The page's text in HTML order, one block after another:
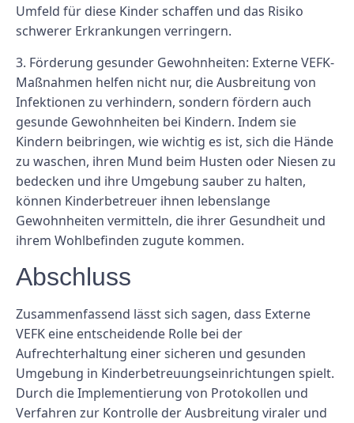
Umfeld für diese Kinder schaffen und das Risiko
schwerer Erkrankungen verringern.
3. Förderung gesunder Gewohnheiten: Externe VEFK-
Maßnahmen helfen nicht nur, die Ausbreitung von
Infektionen zu verhindern, sondern fördern auch
gesunde Gewohnheiten bei Kindern. Indem sie
Kindern beibringen, wie wichtig es ist, sich die Hände
zu waschen, ihren Mund beim Husten oder Niesen zu
bedecken und ihre Umgebung sauber zu halten,
können Kinderbetreuer ihnen lebenslange
Gewohnheiten vermitteln, die ihrer Gesundheit und
ihrem Wohlbefinden zugute kommen.
Abschluss
Zusammenfassend lässt sich sagen, dass Externe
VEFK eine entscheidende Rolle bei der
Aufrechterhaltung einer sicheren und gesunden
Umgebung in Kinderbetreuungseinrichtungen spielt.
Durch die Implementierung von Protokollen und
Verfahren zur Kontrolle der Ausbreitung viraler und